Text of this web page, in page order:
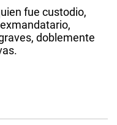
fue custodio,
doblemente